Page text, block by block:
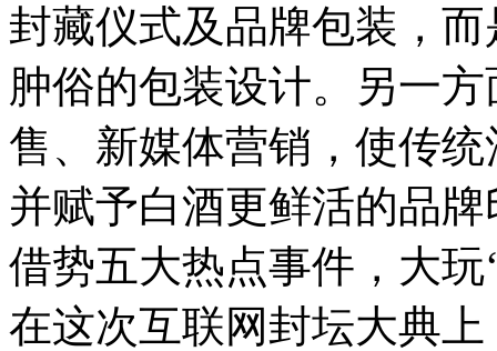
封藏仪式及品牌包装，
肿俗的包装设计。另一
售、新媒体营销，使传
并赋予白酒更鲜活的品牌
借势五大热点事件，大玩
在这次互联网封坛大典